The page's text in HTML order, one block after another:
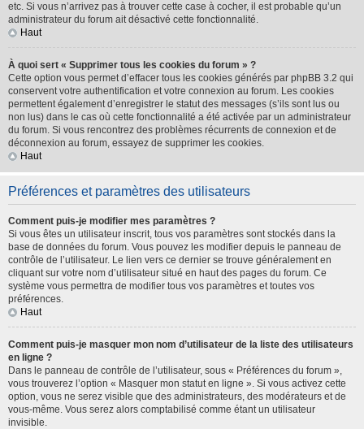
etc. Si vous n’arrivez pas à trouver cette case à cocher, il est probable qu’un
administrateur du forum ait désactivé cette fonctionnalité.
Haut
À quoi sert « Supprimer tous les cookies du forum » ?
Cette option vous permet d’effacer tous les cookies générés par phpBB 3.2 qui
conservent votre authentification et votre connexion au forum. Les cookies
permettent également d’enregistrer le statut des messages (s’ils sont lus ou
non lus) dans le cas où cette fonctionnalité a été activée par un administrateur
du forum. Si vous rencontrez des problèmes récurrents de connexion et de
déconnexion au forum, essayez de supprimer les cookies.
Haut
Préférences et paramètres des utilisateurs
Comment puis-je modifier mes paramètres ?
Si vous êtes un utilisateur inscrit, tous vos paramètres sont stockés dans la
base de données du forum. Vous pouvez les modifier depuis le panneau de
contrôle de l’utilisateur. Le lien vers ce dernier se trouve généralement en
cliquant sur votre nom d’utilisateur situé en haut des pages du forum. Ce
système vous permettra de modifier tous vos paramètres et toutes vos
préférences.
Haut
Comment puis-je masquer mon nom d’utilisateur de la liste des utilisateurs
en ligne ?
Dans le panneau de contrôle de l’utilisateur, sous « Préférences du forum »,
vous trouverez l’option « Masquer mon statut en ligne ». Si vous activez cette
option, vous ne serez visible que des administrateurs, des modérateurs et de
vous-même. Vous serez alors comptabilisé comme étant un utilisateur
invisible.